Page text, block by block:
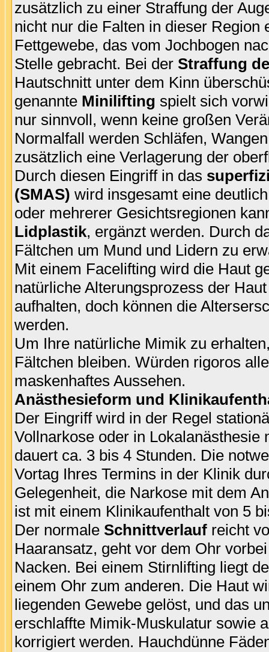
zusätzlich zu einer Straffung der
nicht nur die Falten in dieser Region
Fettgewebe, das vom Jochbogen
Stelle gebracht. Bei der Straffung
Hautschnitt unter dem Kinn
genannte Minilifting spielt sich
nur sinnvoll, wenn keine großen
Normalfall werden Schläfen,
zusätzlich eine Verlagerung der
Durch diesen Eingriff in das
(SMAS) wird insgesamt eine
oder mehrerer Gesichtsregionen
Lidplastik, ergänzt werden. Durch
Fältchen um Mund und Lidern zu
Mit einem Facelifting wird die Haut
natürliche Alterungsprozess der
aufhalten, doch können die
werden.
Um Ihre natürliche Mimik zu
Fältchen bleiben. Würden rigoros
maskenhaftes Aussehen.
Anästhesieform und
Der Eingriff wird in der Regel
Vollnarkose oder in
dauert ca. 3 bis 4 Stunden. Die
Vortag Ihres Termins in der Klinik
Gelegenheit, die Narkose mit dem
ist mit einem Klinikaufenthalt von 5
Der normale Schnittverlauf reicht
Haaransatz, geht vor dem Ohr
Nacken. Bei einem Stirnlifting liegt
einem Ohr zum anderen. Die Haut
liegenden Gewebe gelöst, und das
erschlaffte Mimik-Muskulatur sowie
korrigiert werden. Hauchdünne